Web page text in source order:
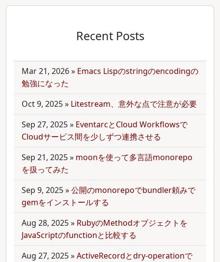
Recent Posts
Mar 21, 2026» Emacs Lispのstringのencodingの
勉強になった
Oct 9, 2025» Litestream、意外な点で注意が必要
Sep 27, 2025» EventarcとCloud Workflowsで
Cloudサービス間を少しずつ連携させる
Sep 21, 2025» moonを使って多言語monorepo
を扱ってみた
Sep 9, 2025»公開のmonorepoでbundler頼みで
gemをインストールする
Aug 28, 2025» RubyのMethodオブジェクトを
JavaScriptのfunctionと比較する
Aug 27, 2025»ActiveRecordとdry-operationで